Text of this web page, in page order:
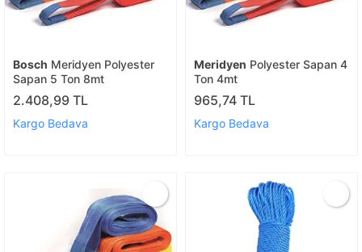
Bosch Meridyen Polyester
Sapan 5 Ton 8mt
2.408,99 TL
Kargo Bedava
Meridyen Polyester Sapan 4
Ton 4mt
965,74 TL
Kargo Bedava